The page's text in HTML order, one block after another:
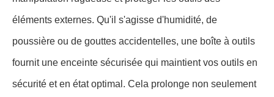
éléments externes. Qu'il s'agisse d'humidité, de
poussière ou de gouttes accidentelles, une boîte à outils
fournit une enceinte sécurisée qui maintient vos outils en
sécurité et en état optimal. Cela prolonge non seulement